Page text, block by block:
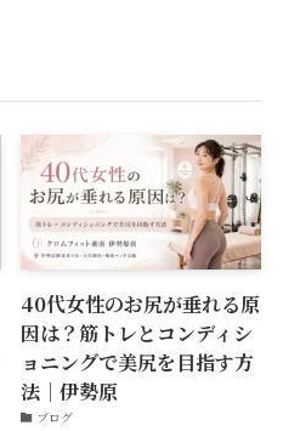
40代女性のお尻が垂れる原
因は？筋トレとコンディシ
ョニングで美尻を目指す方
法｜伊勢原
ブログ